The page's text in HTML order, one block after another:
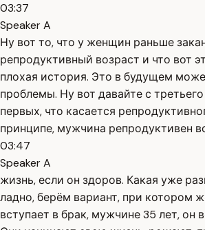
03:37
Speaker A
Ну вот то, что у женщин раньше
репродуктивный возраст и что вот
плохая история. Это в будущем
проблемы. Ну вот давайте с
первых, что касается
принципе, мужчина репродуктивен
03:47
Speaker A
жизнь, если он здоров. Какая уже
ладно, берём вариант, при котором
вступает в брак, мужчине 35 лет, он